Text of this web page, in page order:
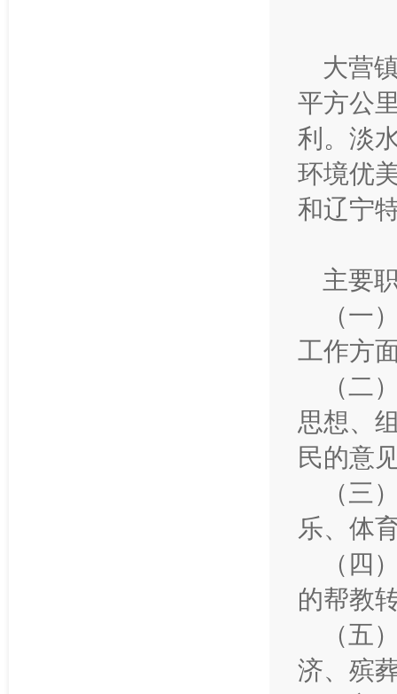
大营
平方公
利。淡
环境优
和辽宁
主要
（
工作方
（
思想、
民的意
（
乐、体
（
的帮教
（
济、殡